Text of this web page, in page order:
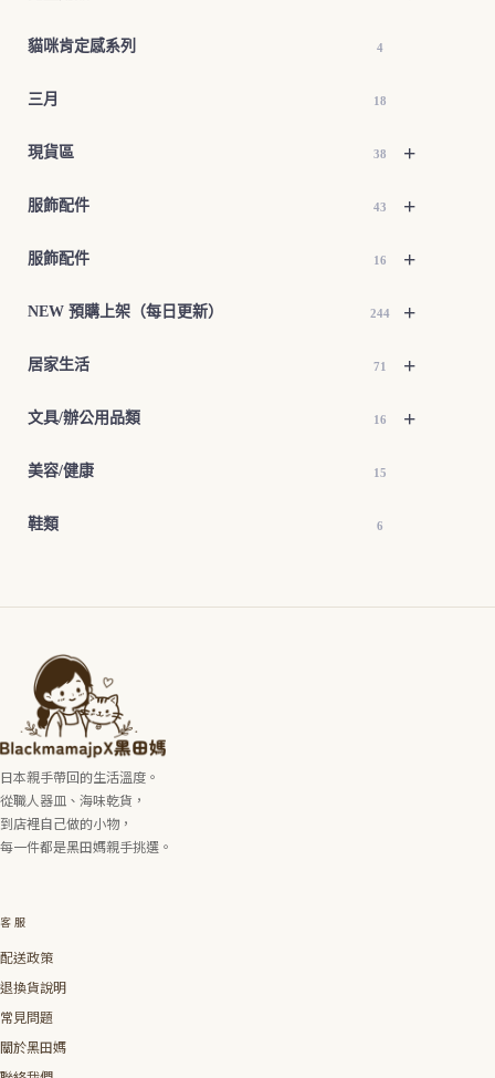
貓咪肯定感系列 4
三月 18
+
現貨區 38
+
服飾配件 43
+
服飾配件 16
+
NEW 預購上架（每日更新） 244
+
居家生活 71
+
文具/辦公用品類 16
美容/健康 15
鞋類 6
日本親手帶回的生活溫度。
從職人器皿、海味乾貨，
到店裡自己做的小物，
每一件都是黑田媽親手挑選。
客服
配送政策
退換貨說明
常見問題
關於黑田媽